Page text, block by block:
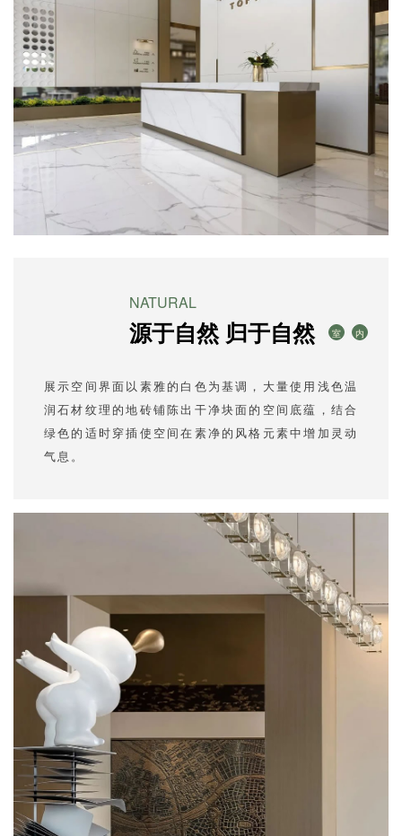
NATURAL
源于自然 归于自然 室 内
展示空间界面以素雅的白色为基调，大量使用浅色温
润石材纹理的地砖铺陈出干净块面的空间底蕴，结合
绿色的适时穿插使空间在素净的风格元素中增加灵动
气息。